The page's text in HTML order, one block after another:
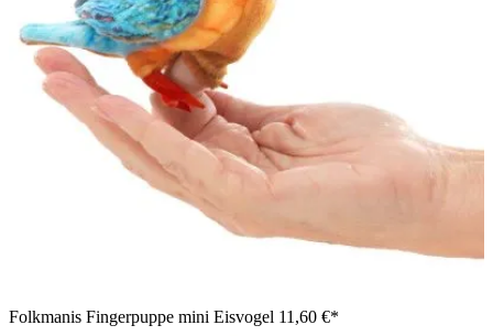
Folkmanis Fingerpuppe mini Eisvogel 11,60 €*